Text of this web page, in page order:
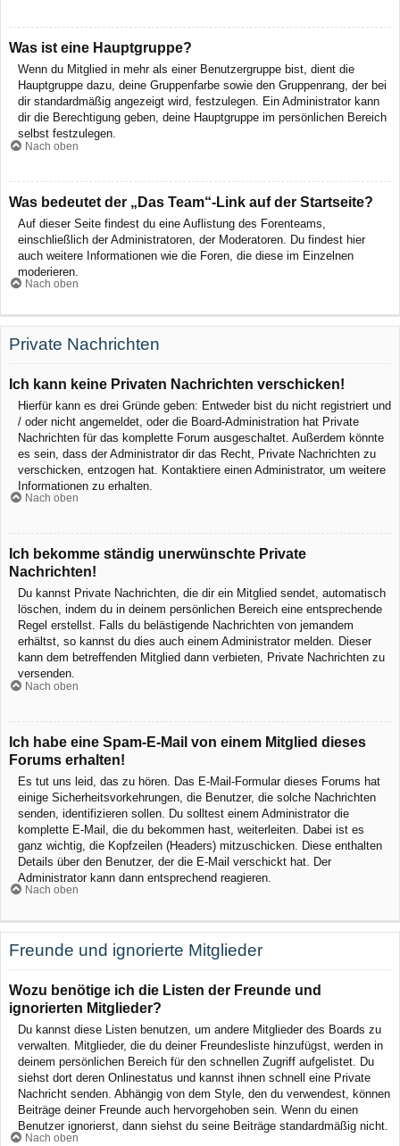
Was ist eine Hauptgruppe?
Wenn du Mitglied in mehr als einer Benutzergruppe bist, dient die
Hauptgruppe dazu, deine Gruppenfarbe sowie den Gruppenrang, der bei
dir standardmäßig angezeigt wird, festzulegen. Ein Administrator kann
dir die Berechtigung geben, deine Hauptgruppe im persönlichen Bereich
selbst festzulegen.
Nach oben
Was bedeutet der „Das Team“-Link auf der Startseite?
Auf dieser Seite findest du eine Auflistung des Forenteams,
einschließlich der Administratoren, der Moderatoren. Du findest hier
auch weitere Informationen wie die Foren, die diese im Einzelnen
moderieren.
Nach oben
Private Nachrichten
Ich kann keine Privaten Nachrichten verschicken!
Hierfür kann es drei Gründe geben: Entweder bist du nicht registriert und
/ oder nicht angemeldet, oder die Board-Administration hat Private
Nachrichten für das komplette Forum ausgeschaltet. Außerdem könnte
es sein, dass der Administrator dir das Recht, Private Nachrichten zu
verschicken, entzogen hat. Kontaktiere einen Administrator, um weitere
Informationen zu erhalten.
Nach oben
Ich bekomme ständig unerwünschte Private
Nachrichten!
Du kannst Private Nachrichten, die dir ein Mitglied sendet, automatisch
löschen, indem du in deinem persönlichen Bereich eine entsprechende
Regel erstellst. Falls du belästigende Nachrichten von jemandem
erhältst, so kannst du dies auch einem Administrator melden. Dieser
kann dem betreffenden Mitglied dann verbieten, Private Nachrichten zu
versenden.
Nach oben
Ich habe eine Spam-E-Mail von einem Mitglied dieses
Forums erhalten!
Es tut uns leid, das zu hören. Das E-Mail-Formular dieses Forums hat
einige Sicherheitsvorkehrungen, die Benutzer, die solche Nachrichten
senden, identifizieren sollen. Du solltest einem Administrator die
komplette E-Mail, die du bekommen hast, weiterleiten. Dabei ist es
ganz wichtig, die Kopfzeilen (Headers) mitzuschicken. Diese enthalten
Details über den Benutzer, der die E-Mail verschickt hat. Der
Administrator kann dann entsprechend reagieren.
Nach oben
Freunde und ignorierte Mitglieder
Wozu benötige ich die Listen der Freunde und
ignorierten Mitglieder?
Du kannst diese Listen benutzen, um andere Mitglieder des Boards zu
verwalten. Mitglieder, die du deiner Freundesliste hinzufügst, werden in
deinem persönlichen Bereich für den schnellen Zugriff aufgelistet. Du
siehst dort deren Onlinestatus und kannst ihnen schnell eine Private
Nachricht senden. Abhängig von dem Style, den du verwendest, können
Beiträge deiner Freunde auch hervorgehoben sein. Wenn du einen
Benutzer ignorierst, dann siehst du seine Beiträge standardmäßig nicht.
Nach oben